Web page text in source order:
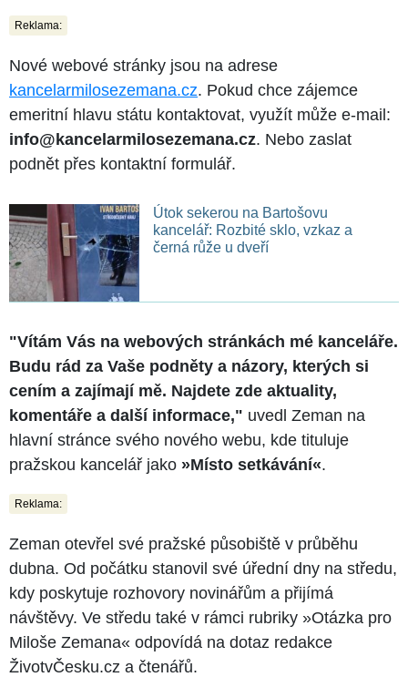
Reklama:
Nové webové stránky jsou na adrese
kancelarmilosezemana.cz. Pokud chce zájemce
emeritní hlavu státu kontaktovat, využít může e-mail:
info@kancelarmilosezemana.cz. Nebo zaslat
podnět přes kontaktní formulář.
Útok sekerou na Bartošovu
kancelář: Rozbité sklo, vzkaz a
černá růže u dveří
"Vítám Vás na webových stránkách mé kanceláře.
Budu rád za Vaše podněty a názory, kterých si
cením a zajímají mě. Najdete zde aktuality,
komentáře a další informace," uvedl Zeman na
hlavní stránce svého nového webu, kde tituluje
pražskou kancelář jako »Místo setkávání«.
Reklama:
Zeman otevřel své pražské působiště v průběhu
dubna. Od počátku stanovil své úřední dny na středu,
kdy poskytuje rozhovory novinářům a přijímá
návštěvy. Ve středu také v rámci rubriky »Otázka pro
Miloše Zemana« odpovídá na dotaz redakce
ŽivotvČesku.cz a čtenářů.